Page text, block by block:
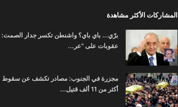
المشاركات الأكثر مشاهدة
برّي... باي باي؟ واشنطن تكسر جدار الصمت:
عقوبات على "عر...
مجزرة في الجنوب: مصادر تكشف عن سقوط
أكثر من 11 ألف قتيل...